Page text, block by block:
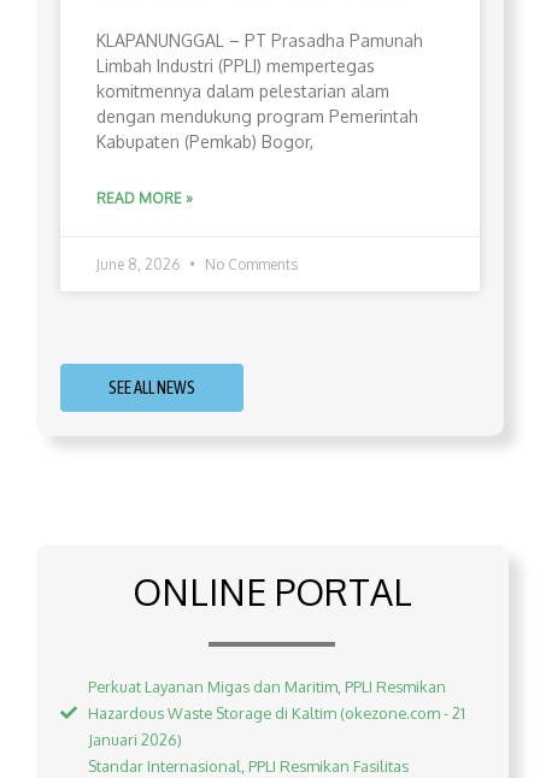
​KLAPANUNGGAL – PT Prasadha Pamunah
Limbah Industri (PPLI) mempertegas
komitmennya dalam pelestarian alam
dengan mendukung program Pemerintah
Kabupaten (Pemkab) Bogor,
READ MORE »
June 8, 2026 No Comments
SEE ALL NEWS
ONLINE PORTAL
Perkuat Layanan Migas dan Maritim, PPLI Resmikan
Hazardous Waste Storage di Kaltim (okezone.com - 21
Januari 2026)
Standar Internasional, PPLI Resmikan Fasilitas